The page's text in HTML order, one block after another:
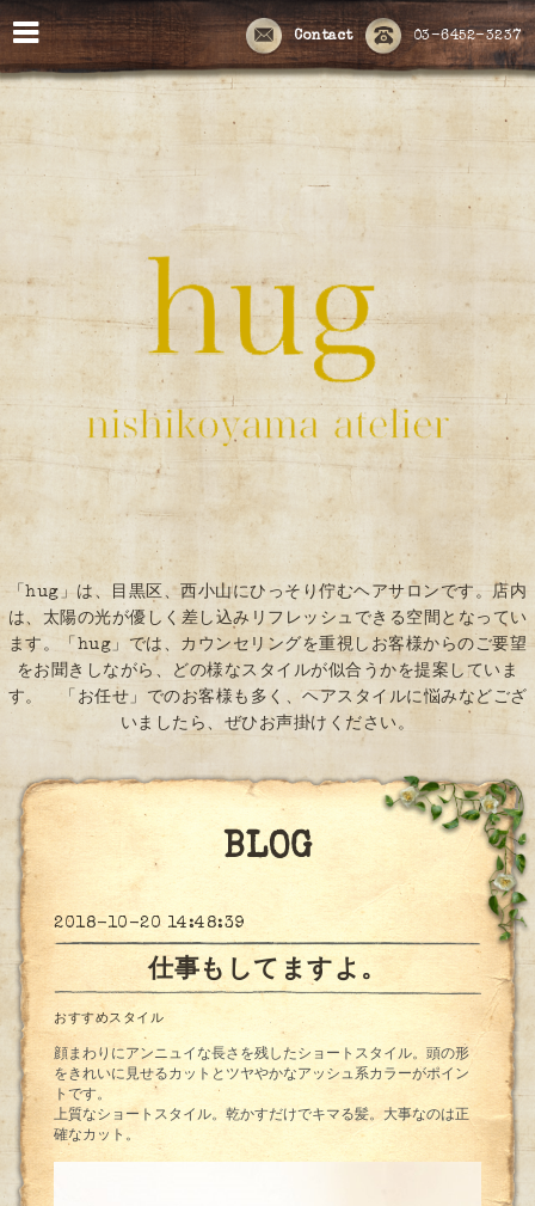
03-6452-3237
Contact
「hug」は、目黒区、西小山にひっそり佇むヘアサロンです。店内
は、太陽の光が優しく差し込みリフレッシュできる空間となってい
ます。「hug」では、カウンセリングを重視しお客様からのご要望
をお聞きしながら、どの様なスタイルが似合うかを提案していま
す。 「お任せ」でのお客様も多く、ヘアスタイルに悩みなどござ
いましたら、ぜひお声掛けください。
BLOG
2018-10-20 14:48:39
仕事もしてますよ。
おすすめスタイル
顔まわりにアンニュイな長さを残したショートスタイル。頭の形
をきれいに見せるカットとツヤやかなアッシュ系カラーがポイン
トです。
上質なショートスタイル。乾かすだけでキマる髪。大事なのは正
確なカット。